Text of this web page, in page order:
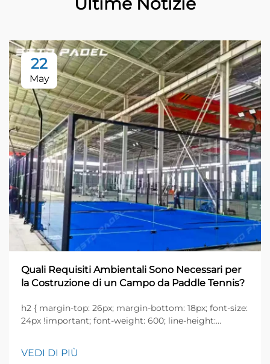
22
May
Quali Requisiti Ambientali Sono Necessari per
la Costruzione di un Campo da Paddle Tennis?
h2 { margin-top: 26px; margin-bottom: 18px; font-size:
24px !important; font-weight: 600; line-height:
font-size: 20px !important; font-weight: 600; line-
height: ...}
VEDI DI PIÙ